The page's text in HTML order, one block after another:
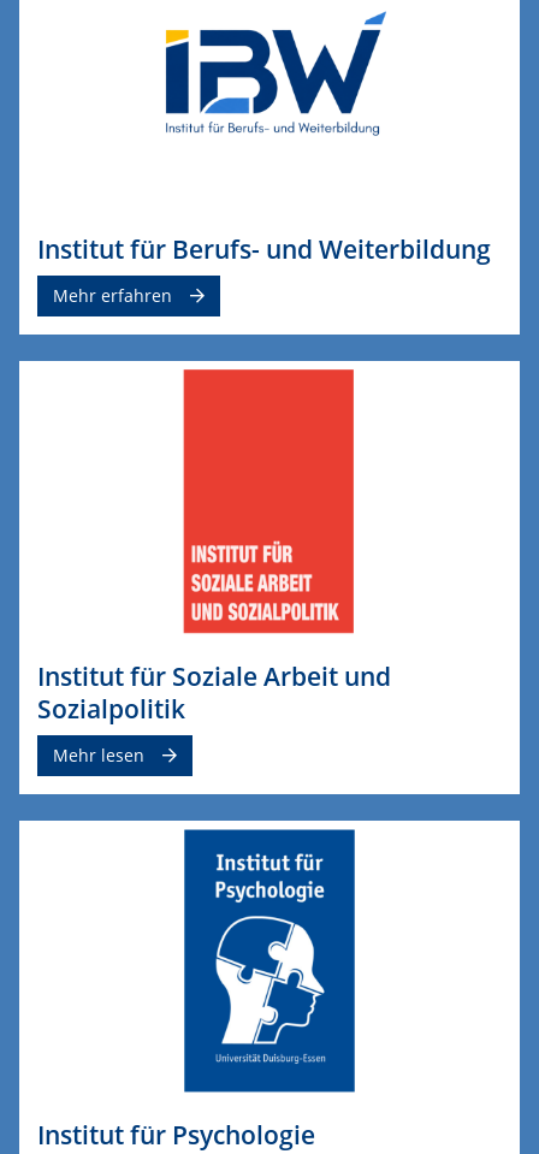
Institut für Berufs- und Weiterbildung
Mehr erfahren
Institut für Soziale Arbeit und
Sozialpolitik
Mehr lesen
Institut für Psychologie